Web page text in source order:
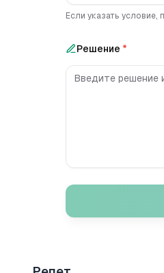
Если указать условие,
Решение *